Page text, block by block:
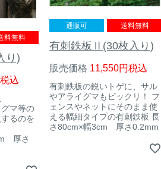
料無料
り)
税込
マ等の
るのを
厚さ
通販可 送料無料
有刺鉄板Ⅱ(30枚入り)
販売価格 11,550 税込
有刺鉄板の鋭いトゲに、サル
やアライグマもビックリ！ フ
ェンスやネットにそのまま使
える幅細タイプの有刺鉄板 長
さ80cm×幅3cm 厚さ0.2mm